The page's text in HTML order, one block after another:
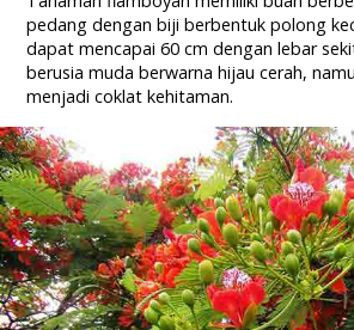
pedang dengan biji berbentuk polong
dapat mencapai 60 cm dengan lebar
berusia muda berwarna hijau cerah,
menjadi coklat kehitaman.